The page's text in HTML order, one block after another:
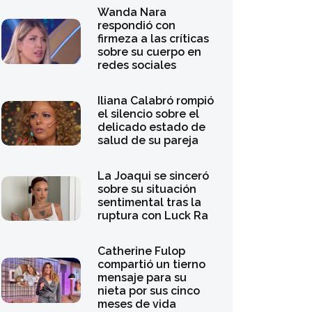
Wanda Nara
respondió con
firmeza a las críticas
sobre su cuerpo en
redes sociales
Iliana Calabró rompió
el silencio sobre el
delicado estado de
salud de su pareja
La Joaqui se sinceró
sobre su situación
sentimental tras la
ruptura con Luck Ra
Catherine Fulop
compartió un tierno
mensaje para su
nieta por sus cinco
meses de vida